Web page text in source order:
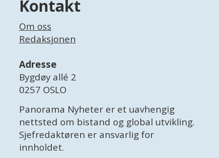
Kontakt
Om oss
Redaksjonen
Adresse
Bygdøy allé 2
0257 OSLO
Panorama Nyheter er et uavhengig
nettsted om bistand og global utvikling.
Sjefredaktøren er ansvarlig for
innholdet.